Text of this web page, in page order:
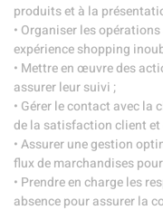
produits et à la
• Organiser les
expérience shopping
• Mettre en œuvre des
assurer leur suivi ;
• Gérer le contact avec la
de la satisfaction client
• Assurer une gestion
flux de marchandises
• Prendre en charge les
absence pour assurer la